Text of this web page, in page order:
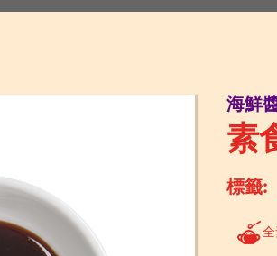
海鮮
素
標籤: